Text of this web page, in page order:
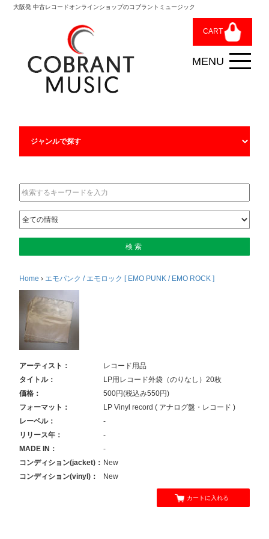
大阪発 中古レコードオンラインショップのコブラントミュージック
CART
Home › エモパンク / エモロック [ EMO PUNK / EMO ROCK ]
アーティスト：
レコード用品
タイトル：
LP用レコード外袋（のりなし）20枚
価格：
500円(税込み550円)
フォーマット：
LP Vinyl record ( アナログ盤・レコード )
レーベル：
-
リリース年：
-
MADE IN：
-
コンディション(jacket)： New
コンディション(vinyl)：
New
カートに入れる